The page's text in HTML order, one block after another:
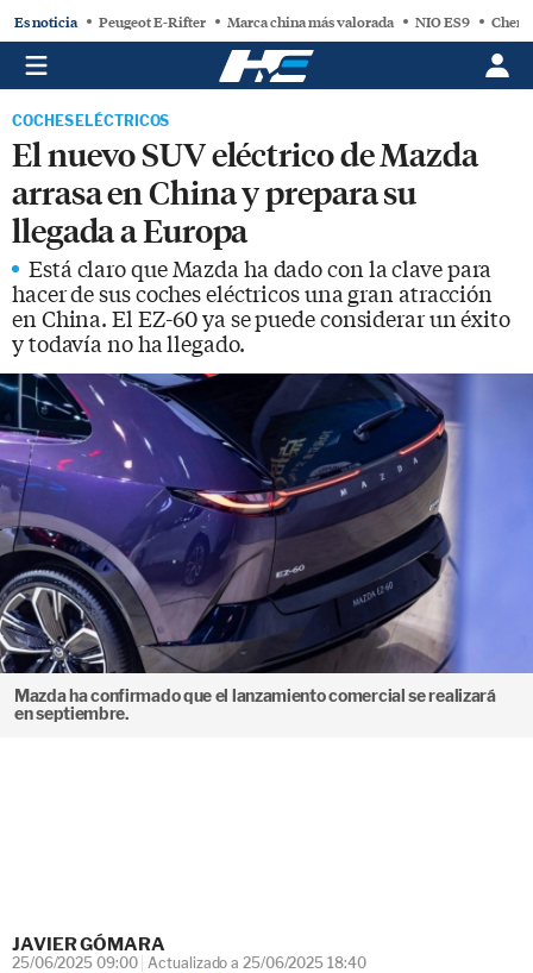
Es noticia Peugeot E-Rifter Marca china más valorada NIO ES9 Chery
COCHES ELÉCTRICOS
El nuevo SUV eléctrico de Mazda
arrasa en China y prepara su
llegada a Europa
Está claro que Mazda ha dado con la clave para
hacer de sus coches eléctricos una gran atracción
en China. El EZ-60 ya se puede considerar un éxito
y todavía no ha llegado.
Mazda ha confirmado que el lanzamiento comercial se realizará
en septiembre.
JAVIER GÓMARA
25/06/2025 09:00 Actualizado a 25/06/2025 18:40